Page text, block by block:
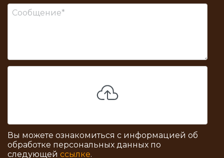
Вы можете ознакомиться с информацией об
обработке персональных данных по
следующей ссылке.